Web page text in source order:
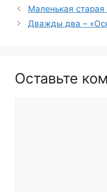
Маленькая
Дважды два –
Оставьте